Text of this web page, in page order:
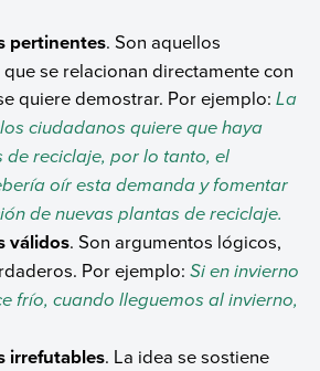
pertinentes. Son aquellos
se relacionan directamente con
quiere demostrar. Por ejemplo: La
ciudadanos quiere que haya
de reciclaje, por lo tanto, el
oír esta demanda y fomentar
de nuevas plantas de reciclaje.
válidos. Son argumentos lógicos,
Por ejemplo: Si en invierno
frío, cuando lleguemos al invierno,
irrefutables. La idea se sostiene